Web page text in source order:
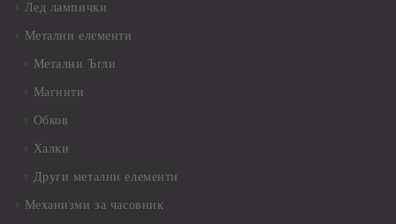
Лед лампички
Метални елементи
Метални Ъгли
Магнити
Обков
Халки
Други метални елементи
Механизми за часовник